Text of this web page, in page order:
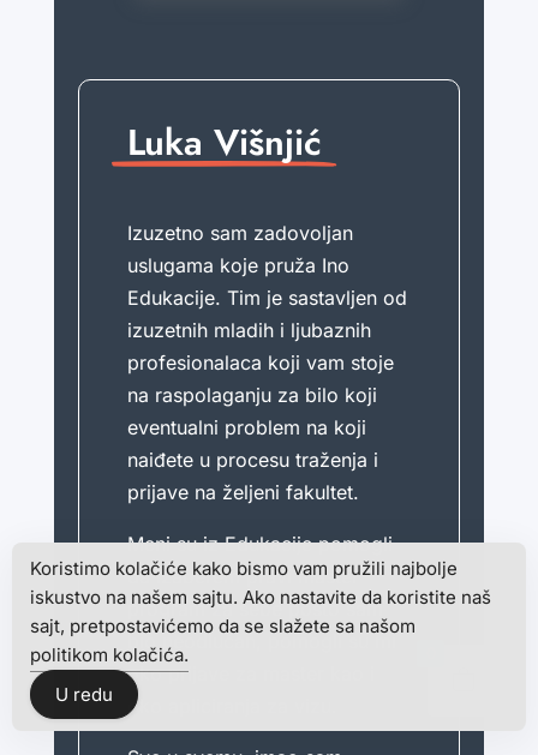
Luka Višnjić
Izuzetno sam zadovoljan
uslugama koje pruža Ino
Edukacije. Tim je sastavljen od
izuzetnih mladih i ljubaznih
profesionalaca koji vam stoje
na raspolaganju za bilo koji
eventualni problem na koji
naiđete u procesu traženja i
prijave na željeni fakultet.
Meni su iz Edukacije pomogli
da izaberem pravi master
program za sebe pošto sam
bio neodlučan, pomogli su mi
oko prijave za master kao i
oko apliciranja za vizu.
Koristimo kolačiće kako bismo vam pružili najbolje
iskustvo na našem sajtu. Ako nastavite da koristite naš
sajt, pretpostavićemo da se slažete sa našom
politikom kolačića.
U redu